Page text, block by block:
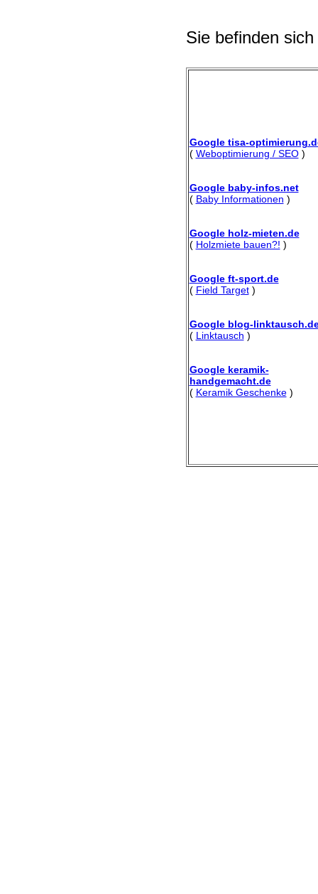
Sie befinden
Google tisa-
( Weboptimierung / SEO)
Google baby-infos.net
( Baby Informationen )
Google holz-mieten.de
( Holzmiete bauen?! )
Google ft-sport.de
( Field Target)
Google blog-
( Linktausch )
Google keramik-
handgemacht.de
( Keramik Geschenke)